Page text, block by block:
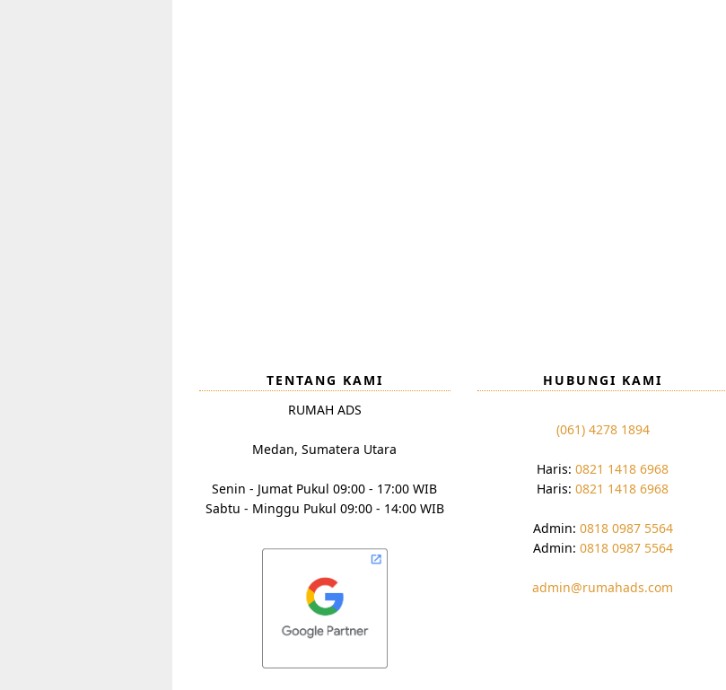
TENTANG KAMI
RUMAH ADS
Medan, Sumatera Utara
Senin - Jumat Pukul 09:00 - 17:00 WIB
Sabtu - Minggu Pukul 09:00 - 14:00 WIB
HUBUNGI KAMI
(061) 4278 1894
Haris:0821 1418 6968
Haris:0821 1418 6968
Admin: 0818 0987 5564
Admin: 0818 0987 5564
admin@rumahads.com